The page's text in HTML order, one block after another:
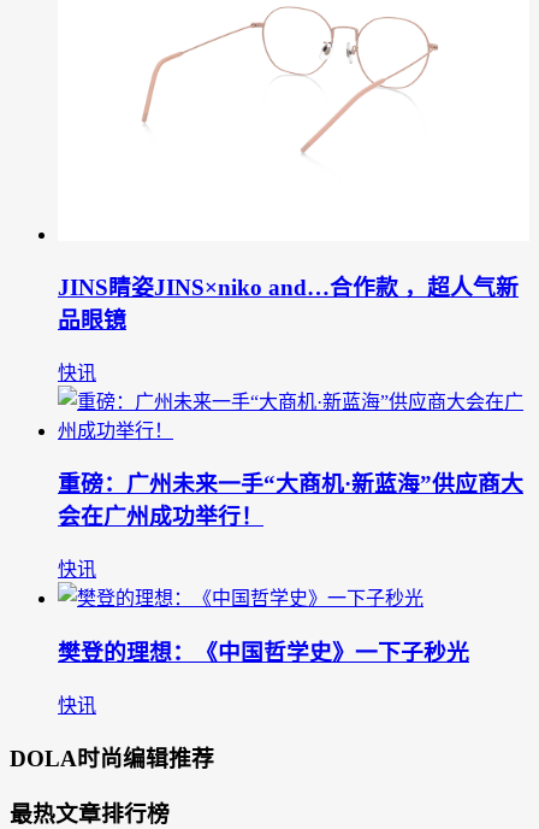
JINS睛姿JINS×niko and…合作款 ，超人气新
品眼镜
快讯
重磅：广州未来一手“大商机·新蓝海”供应商大
会在广州成功举行！
快讯
樊登的理想：《中国哲学史》一下子秒光
快讯
DOLA时尚编辑推荐
最热文章排行榜